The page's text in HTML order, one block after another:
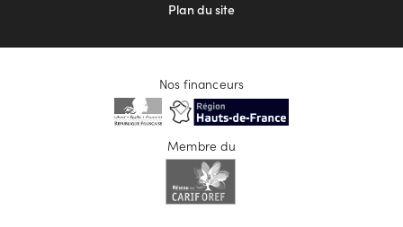
Plan du site
Nos financeurs
Membre du